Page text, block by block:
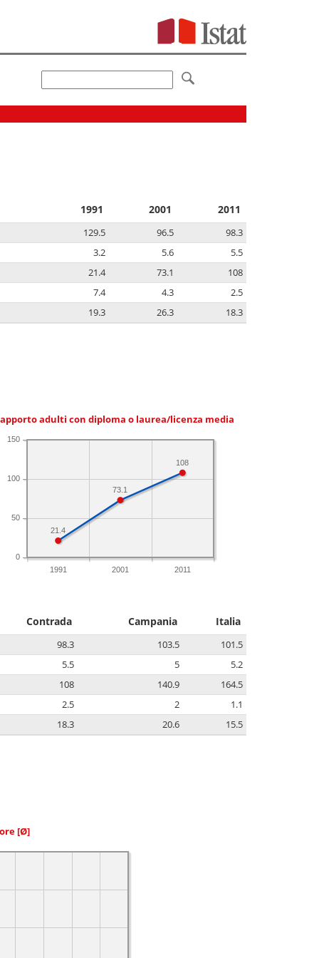
1991 2001 2011
129.5 96.5
98.3
3.2
5.6
5.5
21.4
73.1
108
7.4
4.3
2.5
19.3
26.3 18.3
adulti con diploma o laurea/licenza media
1991 2001 2011
0
50
100
150
108
73.1
21.4
Contrada Campania Italia
98.3 103.5
101.5
5.5
5
5.2
108
140.9
164.5
2.5
2
1.1
18.3
20.6 15.5
[Ø]